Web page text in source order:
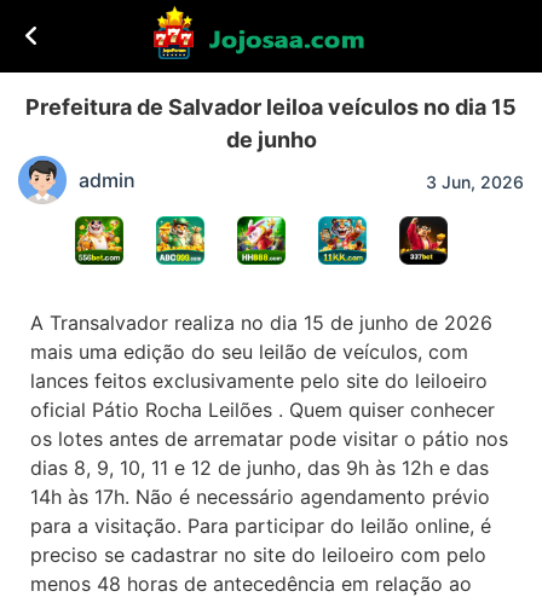
Prefeitura de Salvador leiloa veículos no dia 15
de junho
admin 3 Jun, 2026
A Transalvador realiza no dia 15 de junho de 2026
mais uma edição do seu leilão de veículos, com
lances feitos exclusivamente pelo site do leiloeiro
oficial Pátio Rocha Leilões . Quem quiser conhecer
os lotes antes de arrematar pode visitar o pátio nos
dias 8, 9, 10, 11 e 12 de junho, das 9h às 12h e das
14h às 17h. Não é necessário agendamento prévio
para a visitação. Para participar do leilão online, é
preciso se cadastrar no site do leiloeiro com pelo
menos 48 horas de antecedência em relação ao